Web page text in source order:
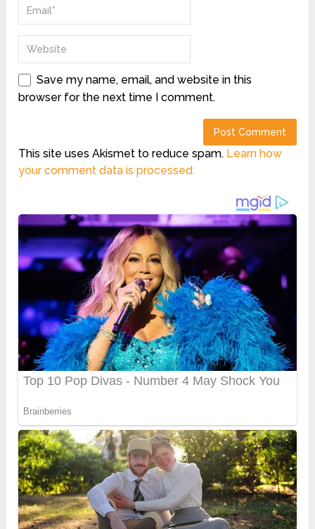
Save my name, email, and website in this
browser for the next time I comment.
This site uses Akismet to reduce spam. Learn how
your comment data is processed.